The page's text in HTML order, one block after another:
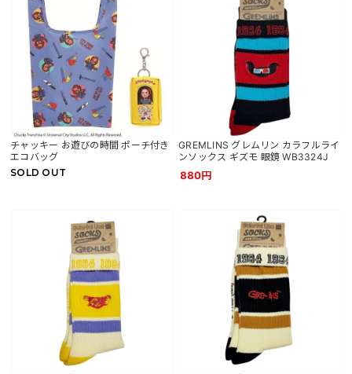
チャッキー お遊びの時間 ポーチ付き
エコバッグ
SOLD OUT
GREMLINS グレムリン カラフルライ
ンソックス ギズモ 眼鏡 WB3324J
880円